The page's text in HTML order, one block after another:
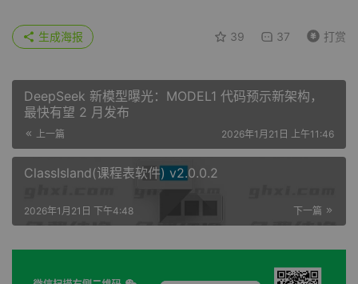
39 37 打赏
生成海报
DeepSeek 新模型曝光：MODEL1 代码预示新架构，
最快有望 2 月发布
上一篇 2026年1月21日 上午11:46
ClassIsland(课程表软件) v2.0.0.2
下一篇
2026年1月21日 下午4:48